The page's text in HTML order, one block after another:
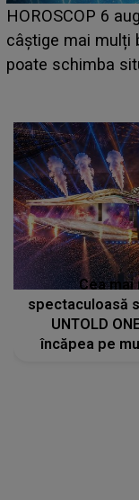
LINE-UP
care deschid
așteptate
Cea mai
spectaculoasă
UNTOLD
încăpea pe